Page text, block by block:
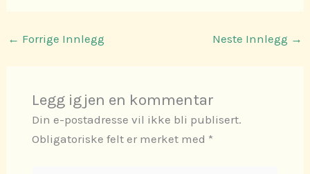
← Forrige Innlegg Neste Innlegg →
Legg igjen en kommentar
Din e-postadresse vil ikke bli publisert.
Obligatoriske felt er merket med *